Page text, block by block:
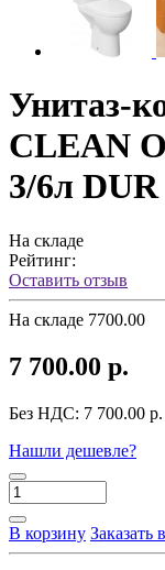
Унитаз-
CLEAN
3/6л
На складе
Рейтинг:
Оставить отзыв
На складе 7700.00
7 700.00 р.
Без НДС: 7 700.00 р.
Нашли дешевле?
В корзину Заказать